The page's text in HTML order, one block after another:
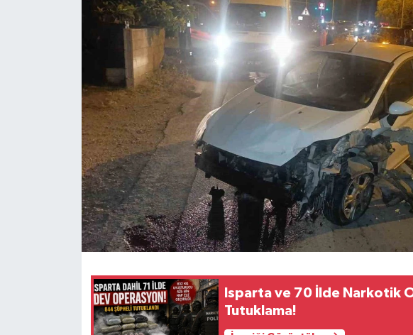
Isparta ve 70 İlde Narkotik
Tutuklama!
HABERDE İNSAN
KÜLTÜR SANAT
MAGAZİN
POLİTİKA
RESMİ İLANLAR